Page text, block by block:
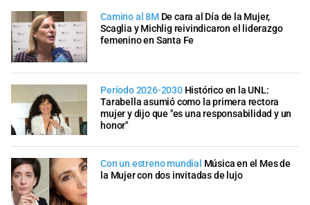
Camino al 8M De cara al Día de la Mujer,
Scaglia y Michlig reivindicaron el liderazgo
femenino en Santa Fe
Período 2026-2030 Histórico en la UNL:
Tarabella asumió como la primera rectora
mujer y dijo que "es una responsabilidad y un
honor"
Con un estreno mundial Música en el Mes de
la Mujer con dos invitadas de lujo